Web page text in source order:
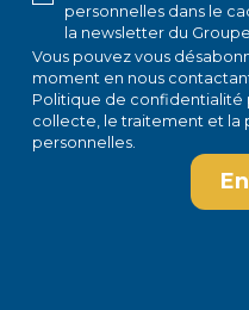
personnelles dans le
la newsletter du Groupe
Vous pouvez vous
moment en nous
Politique de confidentialité
collecte, le traitement et la
personnelles.